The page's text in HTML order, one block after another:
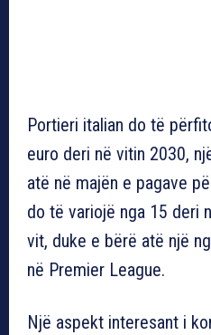
Portieri italian do të
euro deri në vitin 2030,
atë në majën e pagave
do të variojë nga 15 deri
vit, duke e bërë atë një
në Premier League.
Një aspekt interesant i